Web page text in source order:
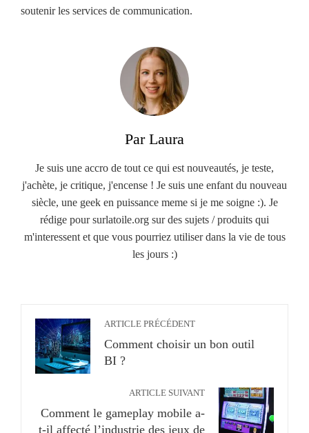
soutenir les services de communication.
Par Laura
Je suis une accro de tout ce qui est nouveautés, je teste,
j'achète, je critique, j'encense ! Je suis une enfant du nouveau
siècle, une geek en puissance meme si je me soigne :). Je
rédige pour surlatoile.org sur des sujets / produits qui
m'interessent et que vous pourriez utiliser dans la vie de tous
les jours :)
ARTICLE PRÉCÉDENT
Comment choisir un bon outil
BI ?
ARTICLE SUIVANT
Comment le gameplay mobile a-
t-il affecté l’industrie des jeux de